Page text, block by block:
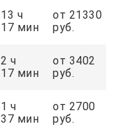
13 ч
17 мин
от 21330
руб.
2 ч
17 мин
от 3402
руб.
1 ч
37 мин
от 2700
руб.